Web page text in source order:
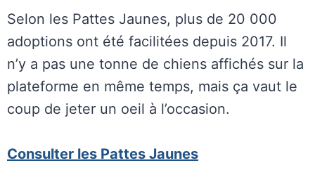
Selon les Pattes Jaunes, plus de 20 000
adoptions ont été facilitées depuis 2017. Il
n’y a pas une tonne de chiens affichés sur la
plateforme en même temps, mais ça vaut le
coup de jeter un oeil à l’occasion.
Consulter les Pattes Jaunes